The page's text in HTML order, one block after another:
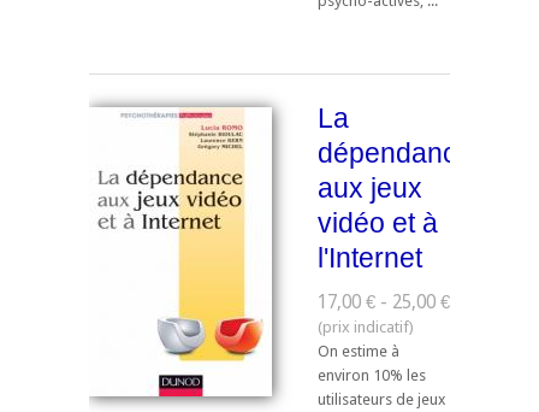
La
dépendance
aux jeux
vidéo et à
l'Internet
17,00 € - 25,00 €
On estime à
environ 10% les
utilisateurs de jeux